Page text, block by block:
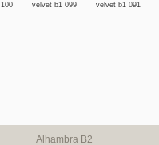
velvet b1 099 velvet b1 091
Alhambra B2